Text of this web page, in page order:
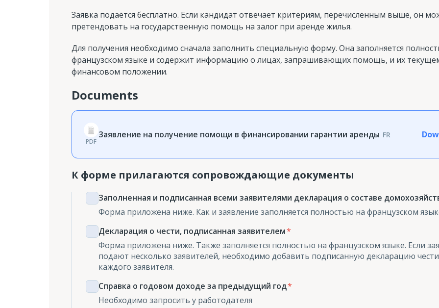
Заявка подаётся бесплатно. Если кандидат отвечает критериям, перечисленным выше, он
претендовать на государственную помощь на залог при аренде жилья.
Для получения необходимо сначала заполнить специальную форму. Она заполняется
французском языке и содержит информацию о лицах, запрашивающих помощь, и их
финансовом положении.
Documents
PDF
Заявление на получение помощи в финансировании гарантии аренды FR
К форме прилагаются сопровождающие документы
Заполненная и подписанная всеми заявителями декларация о составе
Форма приложена ниже. Как и заявление заполняется полностью на французском
Декларация о чести, подписанная заявителем
Форма приложена ниже. Также заполняется полностью на французском языке. Если
подают несколько заявителей, необходимо добавить подписанную декларацию
каждого заявителя.
Справка о годовом доходе за предыдущий год
Необходимо запросить у работодателя